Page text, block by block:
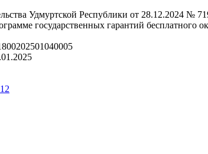
Удмуртской Республики от 28.12.2024 №
государственных гарантий